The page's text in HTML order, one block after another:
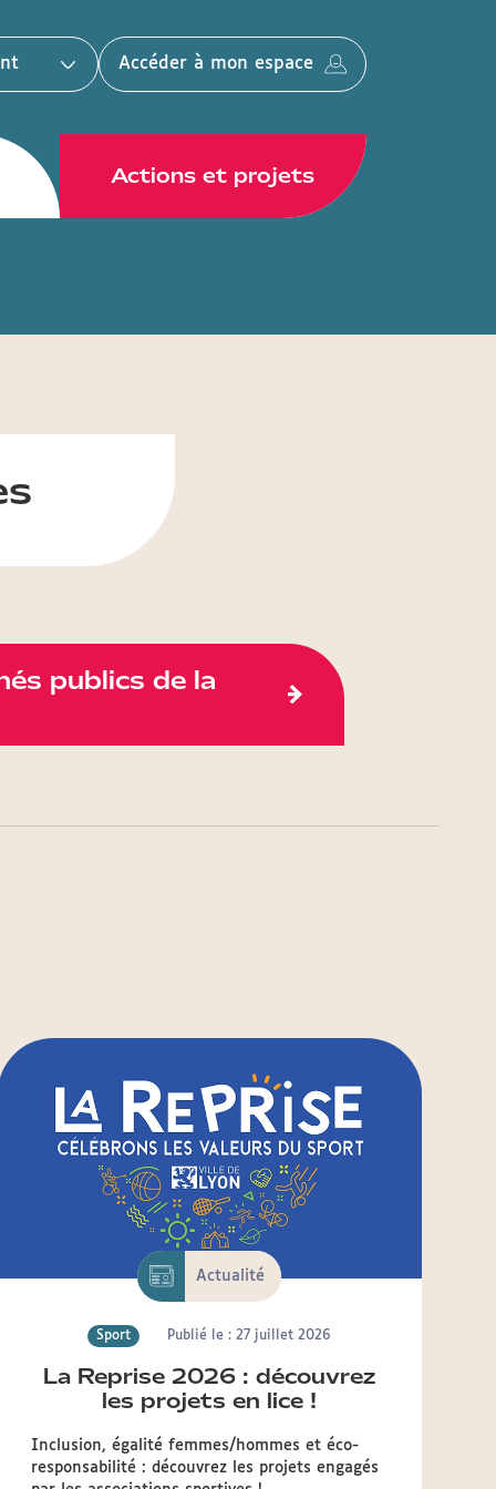
Accéder à mon espace
Actions et projets
publics de la
La Reprise 2026 : découvrez
les projets en lice !
Actualité
Sport Publié le : 27 juillet 2026
Inclusion, égalité femmes/hommes et éco-
responsabilité : découvrez les projets engagés